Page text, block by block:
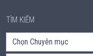
TÌM KIẾM